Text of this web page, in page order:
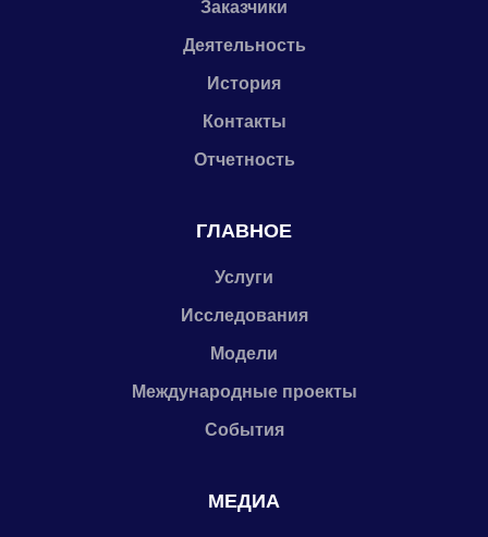
Заказчики
Деятельность
История
Контакты
Отчетность
ГЛАВНОЕ
Услуги
Исследования
Модели
Международные проекты
События
МЕДИА